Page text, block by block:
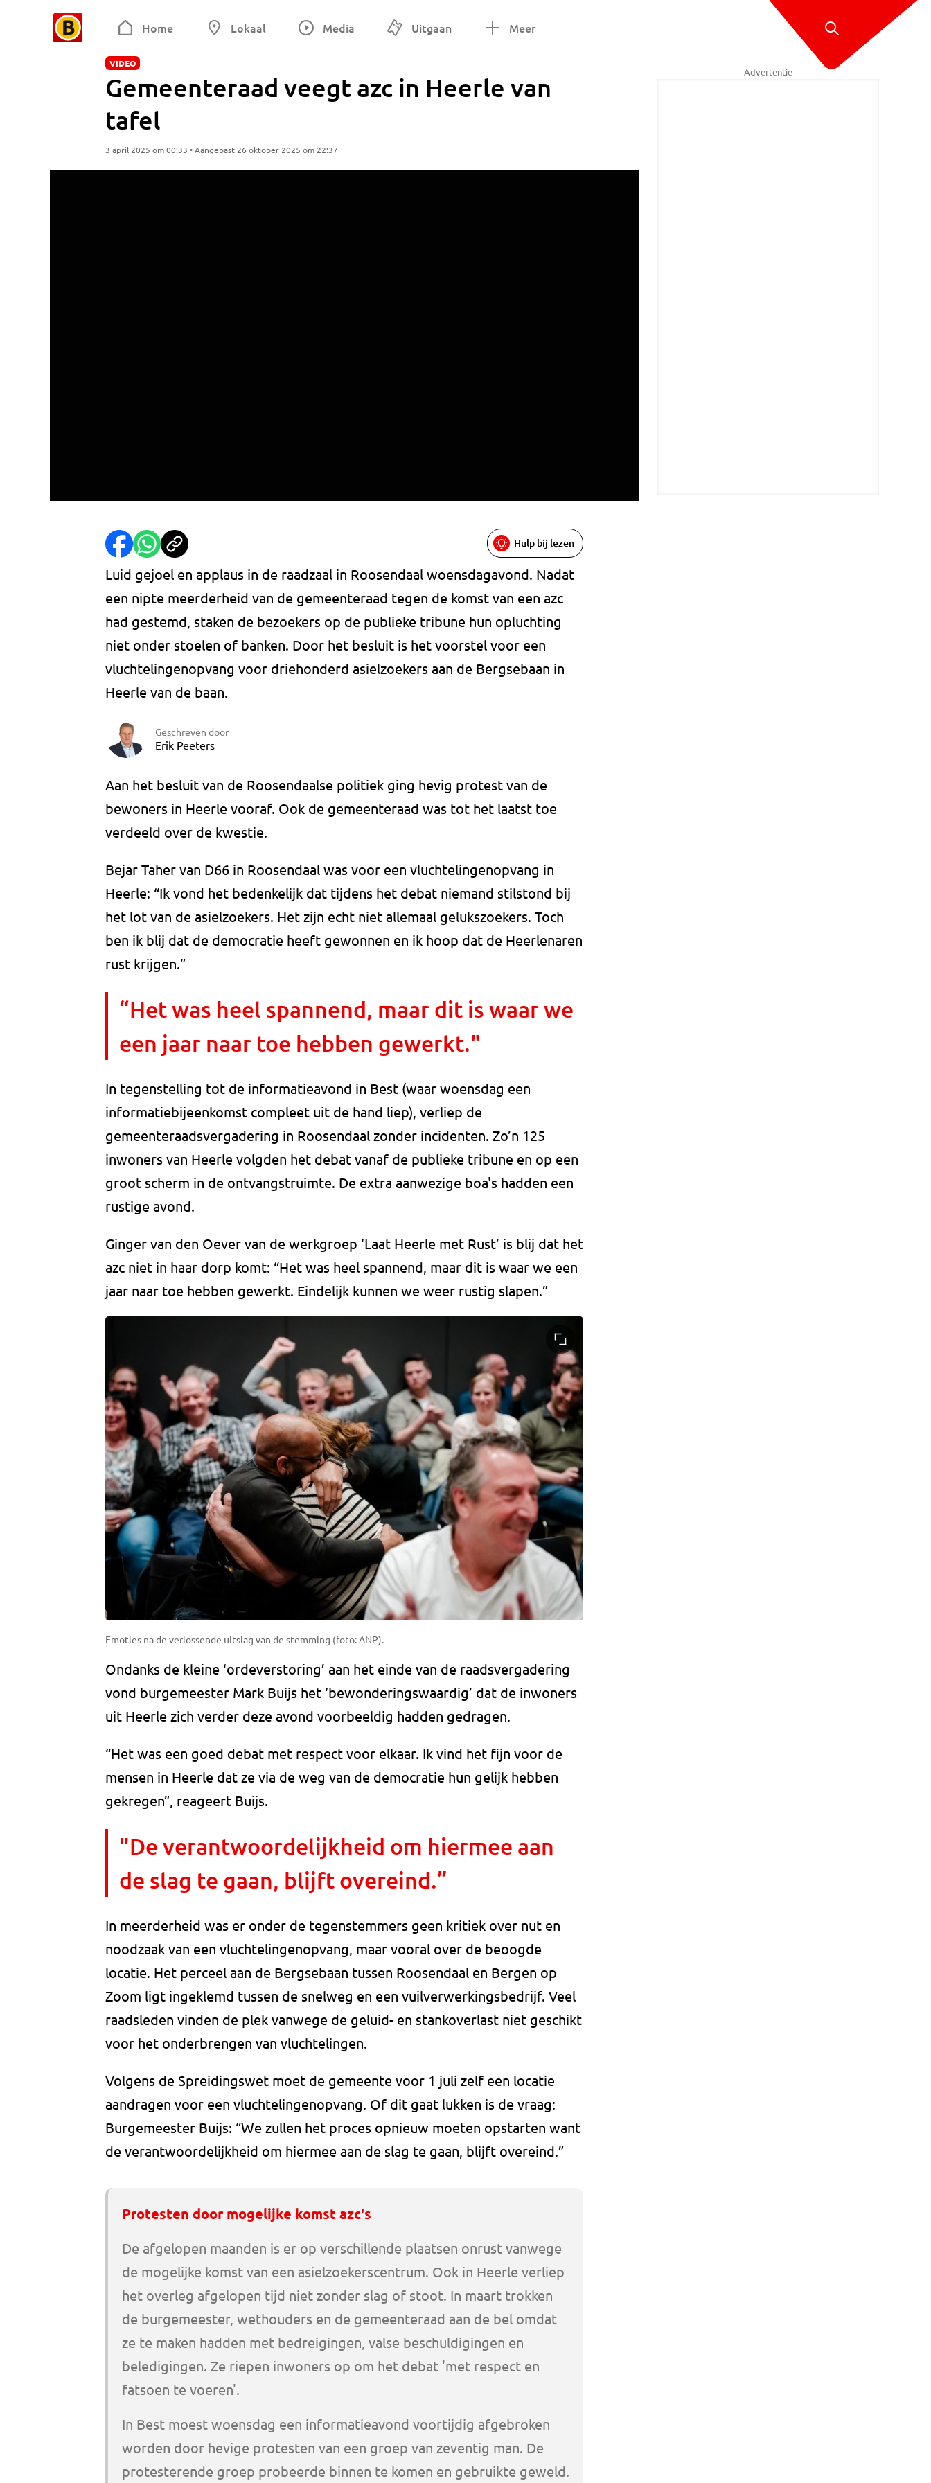
Home Lokaal Media Uitgaan Meer
VIDEO
Gemeenteraad veegt azc in Heerle van
tafel
3 april 2025 om 00:33 • Aangepast 26 oktober 2025 om 22:37
Hulp bij lezen
Luid gejoel en applaus in de raadzaal in Roosendaal woensdagavond. Nadat
een nipte meerderheid van de gemeenteraad tegen de komst van een azc
had gestemd, staken de bezoekers op de publieke tribune hun opluchting
niet onder stoelen of banken. Door het besluit is het voorstel voor een
vluchtelingenopvang voor driehonderd asielzoekers aan de Bergsebaan in
Heerle van de baan.
Geschreven door
Erik Peeters
Aan het besluit van de Roosendaalse politiek ging hevig protest van de
bewoners in Heerle vooraf. Ook de gemeenteraad was tot het laatst toe
verdeeld over de kwestie.
Bejar Taher van D66 in Roosendaal was voor een vluchtelingenopvang in
Heerle: “Ik vond het bedenkelijk dat tijdens het debat niemand stilstond bij
het lot van de asielzoekers. Het zijn echt niet allemaal gelukszoekers. Toch
ben ik blij dat de democratie heeft gewonnen en ik hoop dat de Heerlenaren
rust krijgen.”
“Het was heel spannend, maar dit is waar we
een jaar naar toe hebben gewerkt."
In tegenstelling tot de informatieavond in Best (waar woensdag een
informatiebijeenkomst compleet uit de hand liep), verliep de
gemeenteraadsvergadering in Roosendaal zonder incidenten. Zo’n 125
inwoners van Heerle volgden het debat vanaf de publieke tribune en op een
groot scherm in de ontvangstruimte. De extra aanwezige boa's hadden een
rustige avond.
Ginger van den Oever van de werkgroep ‘Laat Heerle met Rust’ is blij dat het
azc niet in haar dorp komt: “Het was heel spannend, maar dit is waar we een
jaar naar toe hebben gewerkt. Eindelijk kunnen we weer rustig slapen.”
Emoties na de verlossende uitslag van de stemming (foto: ANP).
Ondanks de kleine ‘ordeverstoring’ aan het einde van de raadsvergadering
vond burgemeester Mark Buijs het ‘bewonderingswaardig’ dat de inwoners
uit Heerle zich verder deze avond voorbeeldig hadden gedragen.
“Het was een goed debat met respect voor elkaar. Ik vind het fijn voor de
mensen in Heerle dat ze via de weg van de democratie hun gelijk hebben
gekregen”, reageert Buijs.
"De verantwoordelijkheid om hiermee aan
de slag te gaan, blijft overeind.”
In meerderheid was er onder de tegenstemmers geen kritiek over nut en
noodzaak van een vluchtelingenopvang, maar vooral over de beoogde
locatie. Het perceel aan de Bergsebaan tussen Roosendaal en Bergen op
Zoom ligt ingeklemd tussen de snelweg en een vuilverwerkingsbedrijf. Veel
raadsleden vinden de plek vanwege de geluid- en stankoverlast niet geschikt
voor het onderbrengen van vluchtelingen.
Volgens de Spreidingswet moet de gemeente voor 1 juli zelf een locatie
aandragen voor een vluchtelingenopvang. Of dit gaat lukken is de vraag:
Burgemeester Buijs: “We zullen het proces opnieuw moeten opstarten want
de verantwoordelijkheid om hiermee aan de slag te gaan, blijft overeind.”
Protesten door mogelijke komst azc's
De afgelopen maanden is er op verschillende plaatsen onrust vanwege
de mogelijke komst van een asielzoekerscentrum. Ook in Heerle verliep
het overleg afgelopen tijd niet zonder slag of stoot. In maart trokken
de burgemeester, wethouders en de gemeenteraad aan de bel omdat
ze te maken hadden met bedreigingen, valse beschuldigingen en
beledigingen. Ze riepen inwoners op om het debat 'met respect en
fatsoen te voeren'.
In Best moest woensdag een informatieavond voortijdig afgebroken
worden door hevige protesten van een groep van zeventig man. De
protesterende groep probeerde binnen te komen en gebruikte geweld.
Advertentie